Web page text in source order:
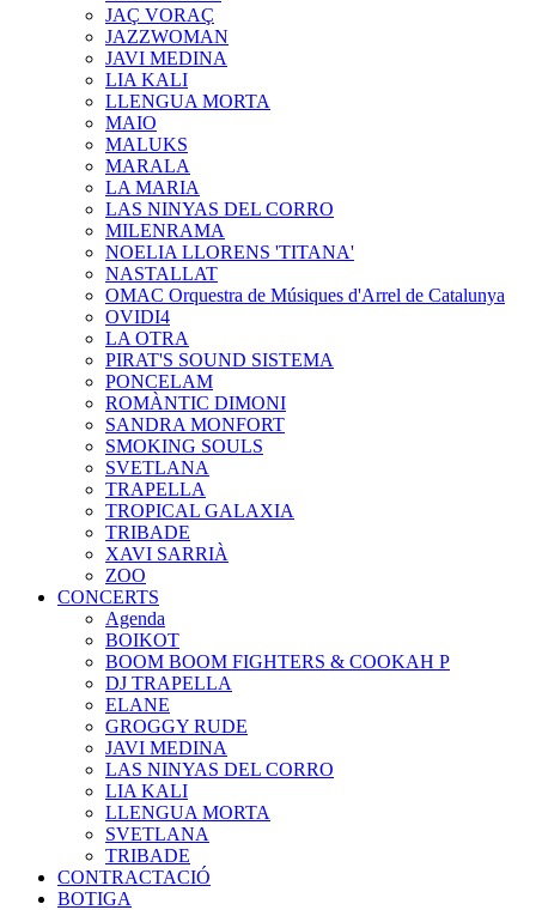
JAÇ VORAÇ
JAZZWOMAN
JAVI MEDINA
LIA KALI
LLENGUA MORTA
MAIO
MALUKS
MARALA
LA MARIA
LAS NINYAS DEL CORRO
MILENRAMA
NOELIA LLORENS 'TITANA'
NASTALLAT
OMAC Orquestra de Músiques d'Arrel de Catalunya
OVIDI4
LA OTRA
PIRAT'S SOUND SISTEMA
PONCELAM
ROMÀNTIC DIMONI
SANDRA MONFORT
SMOKING SOULS
SVETLANA
TRAPELLA
TROPICAL GALAXIA
TRIBADE
XAVI SARRIÀ
ZOO
CONCERTS
Agenda
BOIKOT
BOOM BOOM FIGHTERS & COOKAH P
DJ TRAPELLA
ELANE
GROGGY RUDE
JAVI MEDINA
LAS NINYAS DEL CORRO
LIA KALI
LLENGUA MORTA
SVETLANA
TRIBADE
CONTRACTACIÓ
BOTIGA